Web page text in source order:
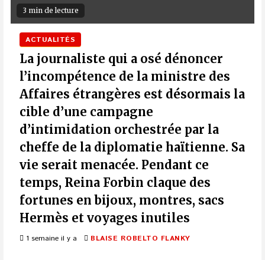
3 min de lecture
ACTUALITÉS
La journaliste qui a osé dénoncer
l’incompétence de la ministre des
Affaires étrangères est désormais la
cible d’une campagne
d’intimidation orchestrée par la
cheffe de la diplomatie haïtienne. Sa
vie serait menacée. Pendant ce
temps, Reina Forbin claque des
fortunes en bijoux, montres, sacs
Hermès et voyages inutiles
1 semaine il y a BLAISE ROBELTO FLANKY